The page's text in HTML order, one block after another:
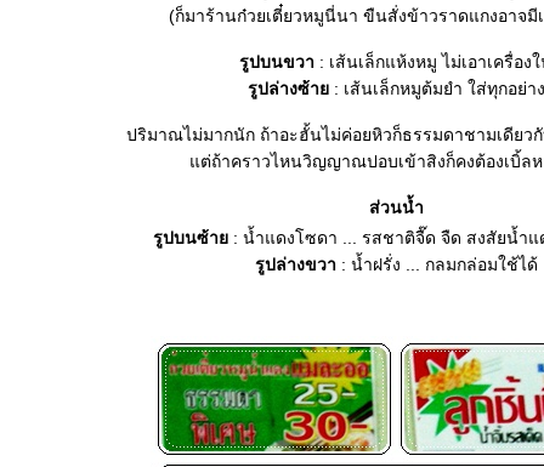
(ก็มาร้านก๋วยเตี๋ยวหมูนี่นา ขืนสั่งข้าวราดแกงอาจมี
รูปบนขวา : เส้นเล็กแห้งหมู ไม่เอาเครื่อง
รูปล่างซ้า: เส้นเล็กหมูต้มยำ ใส่ทุกอย่าง
ปริมาณไม่มากนัก ถ้าอะฮั้นไม่ค่อยหิวก็ธรรมดาชามเดียว
ต่ถ้าคราวไหนวิญญาณปอบเข้าสิงก็คงต้องเบิ้ลห
ส่วนน้ำ
รูปบนซ้า : น้ำแดงโซดา ... รสชาติจื๊ด จืด สงสัยน้ำ
รูปล่างขวา : น้ำฝรั่ง ... กลมกล่อมใช้ได้